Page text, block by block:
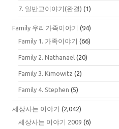
7. 일반고이야기(완결) (1)
Family 우리가족이야기 (94)
Family 1. 가족이야기 (66)
Family 2. Nathanael (20)
Family 3. Kimowitz (2)
Family 4. Stephen (5)
세상사는 이야기 (2,042)
세상사는 이야기 2009 (6)